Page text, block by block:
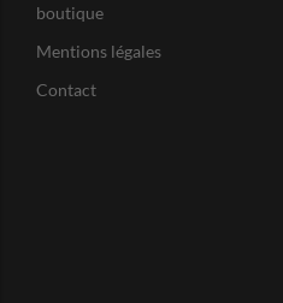
boutique
Mentions légales
Contact